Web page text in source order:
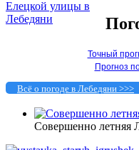
Точный
Прогноз
Всё о погоде в Лебедяни >>>
Совершенно летняя